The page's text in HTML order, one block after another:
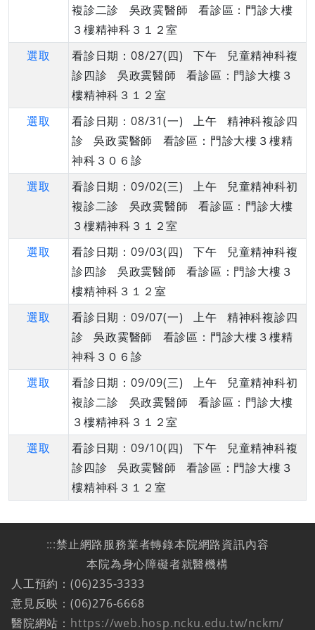
複診二診 吳政霙醫師 看診區：門診大樓
３樓精神科３１２室
選取
看診日期：08/27(四) 下午 兒童精神科複
診四診 吳政霙醫師 看診區：門診大樓３
樓精神科３１２室
選取
看診日期：08/31(一) 上午 精神科複診四
診 吳政霙醫師 看診區：門診大樓３樓精
神科３０６診
選取
看診日期：09/02(三) 上午 兒童精神科初
複診二診 吳政霙醫師 看診區：門診大樓
３樓精神科３１２室
選取
看診日期：09/03(四) 下午 兒童精神科複
診四診 吳政霙醫師 看診區：門診大樓３
樓精神科３１２室
選取
看診日期：09/07(一) 上午 精神科複診四
診 吳政霙醫師 看診區：門診大樓３樓精
神科３０６診
選取
看診日期：09/09(三) 上午 兒童精神科初
複診二診 吳政霙醫師 看診區：門診大樓
３樓精神科３１２室
選取
看診日期：09/10(四) 下午 兒童精神科複
診四診 吳政霙醫師 看診區：門診大樓３
樓精神科３１２室
:::禁止網路服務業者轉錄本院網路資訊內容
本院為身心障礙者就醫機構
人工預約：(06)235-3333
意見反映：(06)276-6668
醫院網站： https://web.hosp.ncku.edu.tw/nckm/